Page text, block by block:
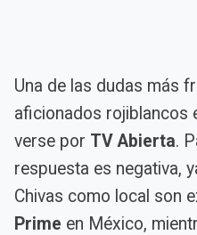
Una de las dudas más
aficionados rojiblancos
verse por TV Abierta.
respuesta es negativa,
Chivas como local son
Prime en México,